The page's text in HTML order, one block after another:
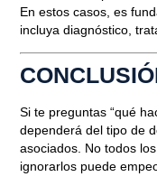
En estos casos, es
incluya diagnóstico,
Si te preguntas“qué
dependerá del tipo de
asociados. No todos
ignorarlos puede